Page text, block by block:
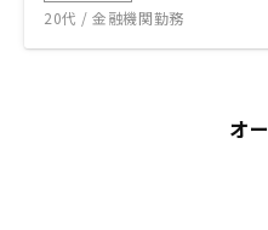
20代 / 金融機関勤務
オ